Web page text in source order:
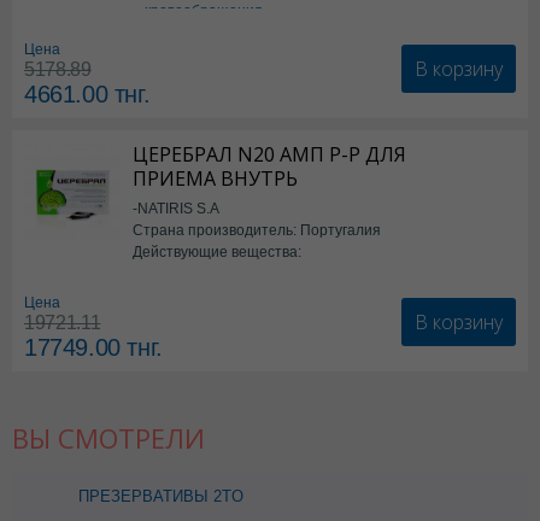
кровообращения
Цена
5178.89
4661.00тнг.
В корзину
ЦЕРЕБРАЛ N20 АМП Р-Р ДЛЯ
ПРИЕМА ВНУТРЬ
-NATIRIS S.A
Страна производитель: Португалия
Действующие вещества:
Цена
19721.11
17749.00тнг.
В корзину
ВЫ СМОТРЕЛИ
ПРЕЗЕРВАТИВЫ 2TO